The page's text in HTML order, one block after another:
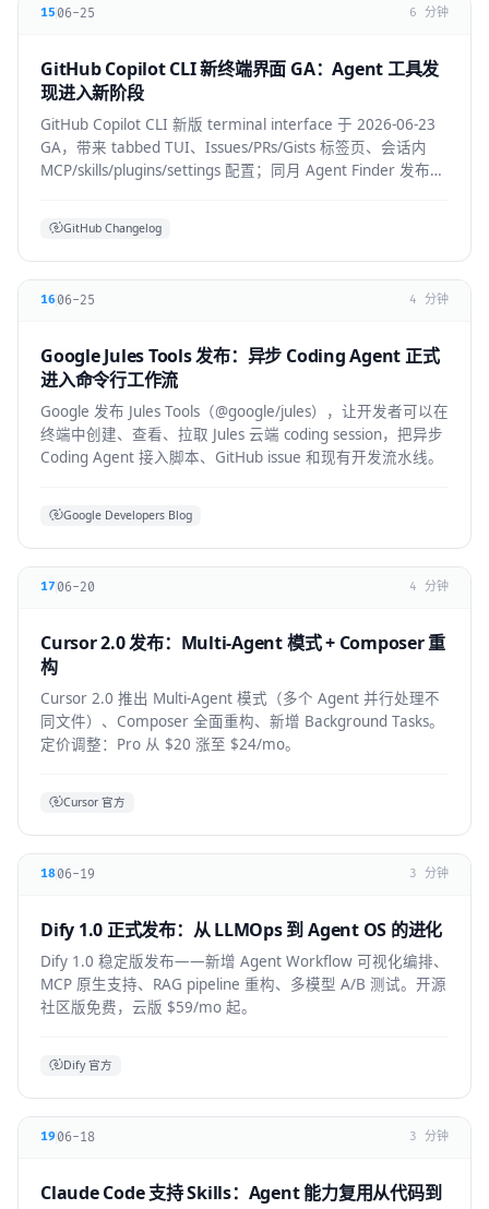
15 06-25 6 分钟
GitHub Copilot CLI 新终端界面 GA：Agent 工具发
现进入新阶段
GitHub Copilot CLI 新版 terminal interface 于 2026-06-23
GA，带来 tabbed TUI、Issues/PRs/Gists 标签页、会话内
MCP/skills/plugins/settings 配置；同月 Agent Finder 发布，
GitHub Changelog
1606-25 4 分钟
Google Jules Tools 发布：异步 Coding Agent 正式
进入命令行工作流
Google 发布 Jules Tools（@google/jules），让开发者可以在
终端中创建、查看、拉取 Jules 云端 coding session，把异步
Coding Agent 接入脚本、GitHub issue 和现有开发流水线。
Google Developers Blog
17 06-20 4 分钟
Cursor 2.0 发布：Multi-Agent 模式 + Composer 重
构
Cursor 2.0 推出 Multi-Agent 模式（多个 Agent 并行处理不
同文件）、Composer 全面重构、新增 Background Tasks。
定价调整：Pro 从 $20 涨至 $24/mo。
Cursor 官方
1806-19 3 分钟
Dify 1.0 正式发布：从 LLMOps 到 Agent OS 的进化
Dify 1.0 稳定版发布——新增 Agent Workflow 可视化编排、
MCP 原生支持、RAG pipeline 重构、多模型 A/B 测试。开源
社区版免费，云版 $59/mo 起。
Dify 官方
1906-18 3 分钟
Claude Code 支持 Skills：Agent 能力复用从代码到